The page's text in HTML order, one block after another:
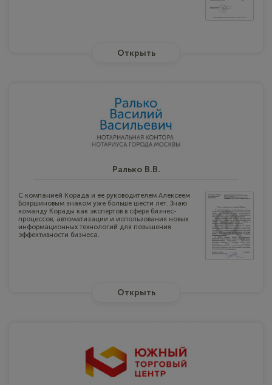
Открыть
Ралько В.В.
С компанией Корада и ее руководителем Алексеем
Бояршиновым знаком уже больше шести лет. Знаю
команду Корады как экспертов в сфере бизнес-
процессов, автоматизации и использования новых
информационных технологий для повышения
эффективности бизнеса.
Открыть